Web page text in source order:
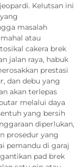
Kelutsan ini
masalah
atau
cakera brek
jalan raya, habuk
prestasi
dan debu yang
akan terlepas
melalui daya
yang bersih
diperlukan,
prosedur yang
pemandu di garaj
pad brek